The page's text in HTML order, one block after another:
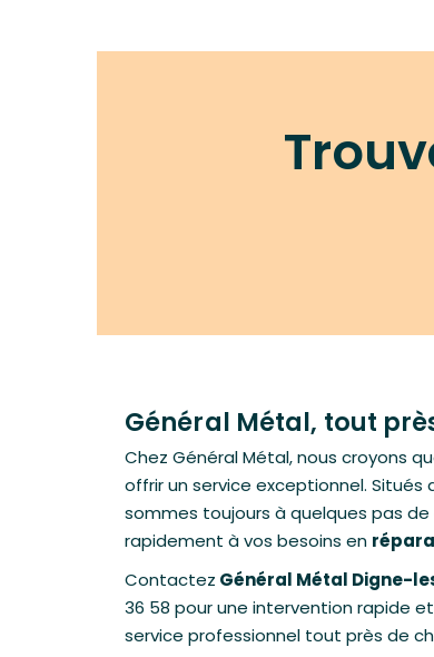
Général Métal, tout
Chez Général Métal, nous croyons
offrir un service exceptionnel.
sommes toujours à quelques pas
rapidement à vos besoins en
Contactez Général Métal Digne-
36 58 pour une intervention rapide
service professionnel tout près de